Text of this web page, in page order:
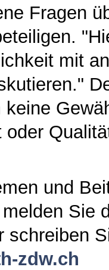
Fragen
mit
keine
oder
und
Sie
schreiben
zdw.ch